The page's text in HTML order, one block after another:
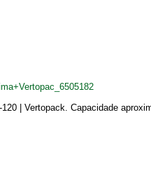
| Vertopack. Capacidade